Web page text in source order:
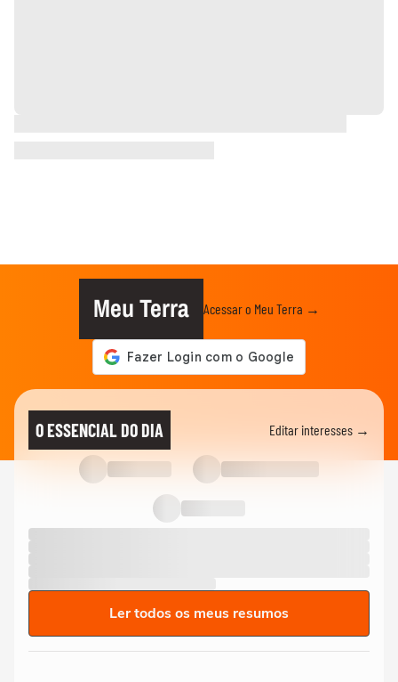
Meu Terra Acessar o Meu Terra →
O ESSENCIAL DO DIA Editar interesses →
Ler todos os meus resumos